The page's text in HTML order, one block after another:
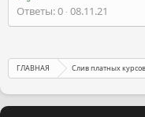
Ответы 0 08.11.21
ГЛАВНАЯ Слив платных курсов